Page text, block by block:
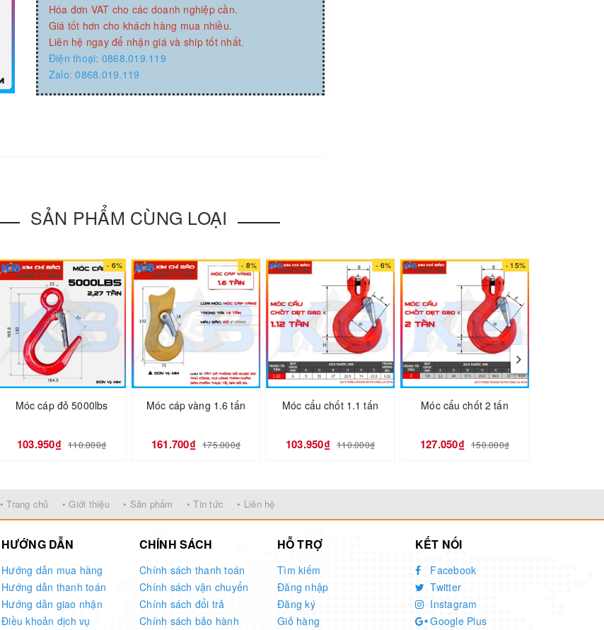
Hóa đơn VAT cho các doanh nghiệp cần.
Giá tốt hơn cho khách hàng mua nhiều.
Liên hệ ngay để nhận giá và ship tốt nhất.
Điện thoại: 0868.019.119
Zalo: 0868.019.119
SẢN PHẨM CÙNG LOẠI
- 6%
Móc cáp đỏ 5000lbs
103.950₫ 110.000₫
- 8%
Móc cáp vàng 1.6 tấn
161.700₫ 175.000₫
- 6%
Móc cẩu chốt 1.1 tấn
103.950₫ 110.000₫
- 15%
Móc cẩu chốt 2 tấn
127.050₫ 150.000₫
• Trang chủ • Giới thiệu • Sản phẩm • Tin tức • Liên hệ
HƯỚNG DẪN
Hướng dẫn mua hàng
Hướng dẫn thanh toán
Hướng dẫn giao nhận
Điều khoản dịch vụ
CHÍNH SÁCH
Chính sách thanh toán
Chính sách vận chuyển
Chính sách đổi trả
Chính sách bảo hành
HỖ TRỢ
Tìm kiếm
Đăng nhập
Đăng ký
Giỏ hàng
KẾT NỐI
Facebook
Twitter
Instagram
Google Plus